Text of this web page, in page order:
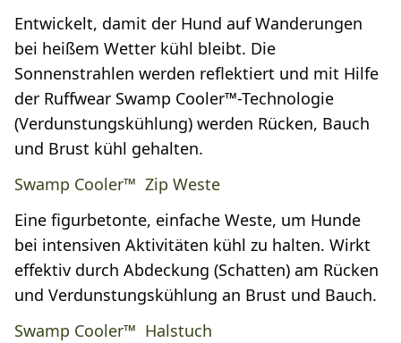
Entwickelt, damit der Hund auf Wanderungen
bei heißem Wetter kühl bleibt. Die
Sonnenstrahlen werden reflektiert und mit Hilfe
der Ruffwear Swamp Cooler™-Technologie
(Verdunstungskühlung) werden Rücken, Bauch
und Brust kühl gehalten.
Swamp Cooler™ Zip Weste
Eine figurbetonte, einfache Weste, um Hunde
bei intensiven Aktivitäten kühl zu halten. Wirkt
effektiv durch Abdeckung (Schatten) am Rücken
und Verdunstungskühlung an Brust und Bauch.
Swamp Cooler™ Halstuch